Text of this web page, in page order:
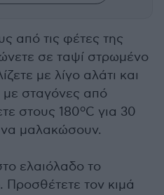
από τις φέτες της
σε ταψί στρωμένο
με λίγο αλάτι και
με σταγόνες από
στους 180ºC για 30
να μαλακώσουν.
ελαιόλαδο το
Προσθέτετε τον κιμά